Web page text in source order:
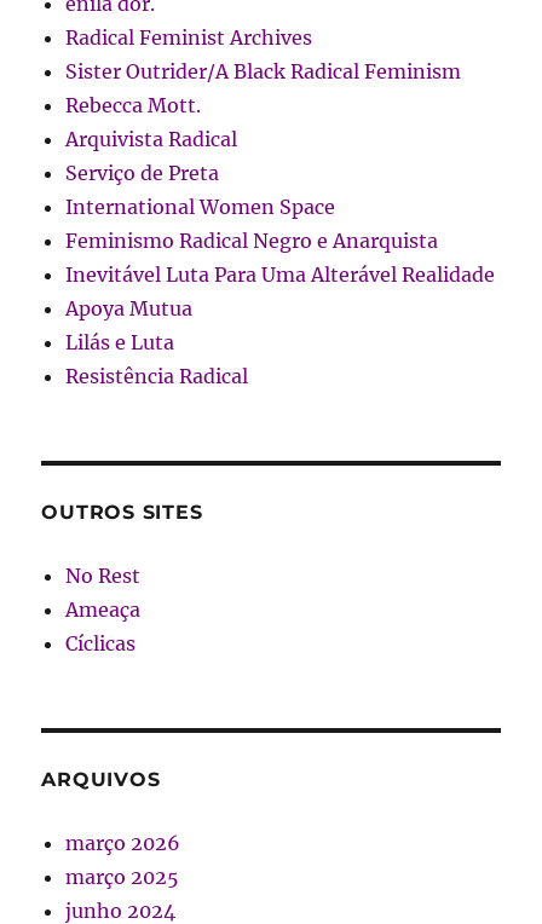
Radical Feminist Archives
Sister Outrider/A Black Radical Feminism
Rebecca Mott.
Arquivista Radical
Serviço de Preta
International Women Space
Feminismo Radical Negro e Anarquista
Inevitável Luta Para Uma Alterável Realidade
Apoya Mutua
Lilás e Luta
Resistência Radical
OUTROS SITES
No Rest
Ameaça
Cíclicas
ARQUIVOS
março 2026
março 2025
junho 2024